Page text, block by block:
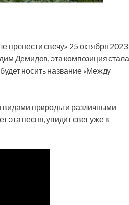
пронести свечу» 25 октября 2023
Демидов, эта композиция стала
носить название «Между
видами природы и различными
эта песня, увидит свет уже в